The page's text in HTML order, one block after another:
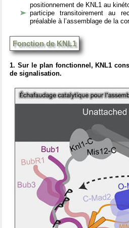
positionnement de KNL1 au
participe transitoirement au
préalable à l’assemblage de la
Fonction de KNL1
1. Sur le plan fonctionnel, KNL1
de signalisation.